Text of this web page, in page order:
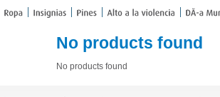
No products found
No products found